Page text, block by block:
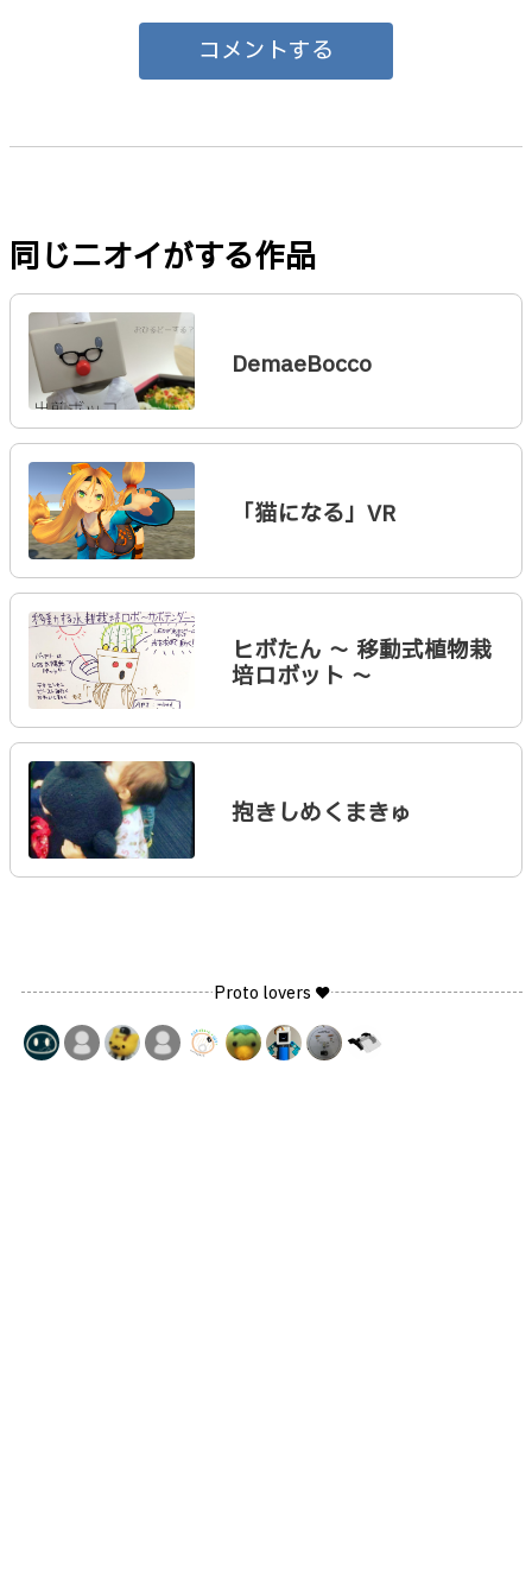
コメントする
同じニオイがする作品
DemaeBocco
「猫になる」VR
ヒボたん 〜 移動式植物栽
培ロボット 〜
抱きしめくまきゅ
Proto lovers ♥